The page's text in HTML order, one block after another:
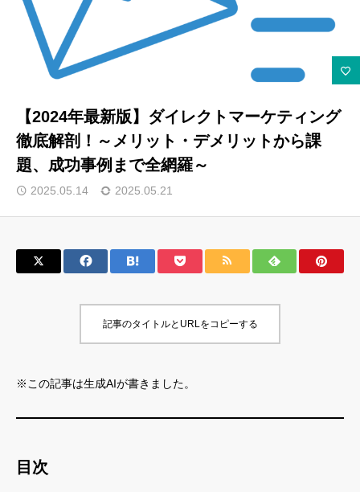
【2024年最新版】ダイレクトマーケティング
徹底解剖！～メリット・デメリットから課
題、成功事例まで全網羅～
2025.05.14 2025.05.21
記事のタイトルとURLをコピーする
※この記事は生成AIが書きました。
目次
イベント・セミナー情報
コンテンツ
LINEお友達登録
スポンサー登録
サロン会員登録
特定商取引法 運営会社
マーケティング用語集